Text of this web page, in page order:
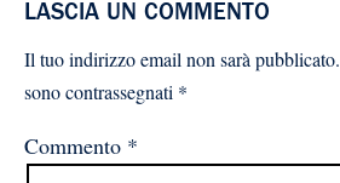
LASCIA UN COMMENTO
Il tuo indirizzo email non sarà pubblicato.
sono contrassegnati *
Commento *